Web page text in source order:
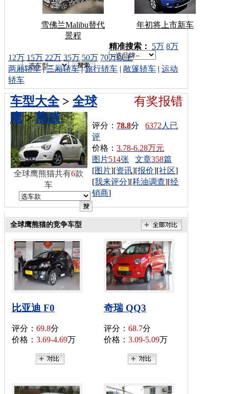
雪佛兰Malibu替代
景程
年初将上市新车
车型搜索：
精准搜索： 5万 8万
12万 15万 22万 35万 50万 70万以上
两厢轿车|三厢轿车|旅行轿车 | 敞篷轿车 | 运动
轿车
有奖报错
车型大全> 全球
鹰>熊猫
评分： 78.8分6372 人已
评
价格：3.78-6.28万元
图片514张 文章358篇
[图片][资讯][报价][社区]
[我来评分][耗油调查][经
销商]
全球鹰熊猫共有6款
车
全球鹰熊猫的竞争车型
比亚迪 F0
评分： 69.8分
价格： 3.69-4.69万
奇瑞 QQ3
评分： 68.7分
价格： 3.09-5.09万